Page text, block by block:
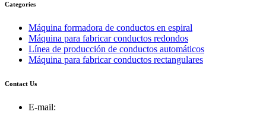
Categories
Máquina formadora de conductos en espiral
Máquina para fabricar conductos redondos
Línea de producción de conductos automáticos
Máquina para fabricar conductos rectangulares
Contact Us
E-mail: